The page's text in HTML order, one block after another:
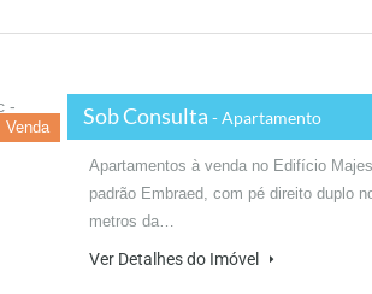
Venda Sob Consulta - Apartamento
Apartamentos à venda no Edifício
padrão Embraed, com pé direito duplo
metros da…
Ver Detalhes do Imóvel